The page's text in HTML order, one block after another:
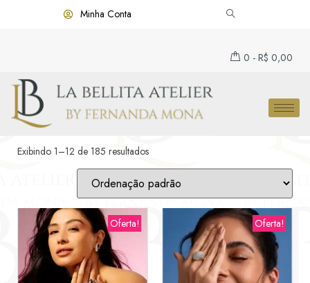
Minha Conta
0 - R$ 0,00
Exibindo 1–12 de 185 resultados
Oferta! Oferta!